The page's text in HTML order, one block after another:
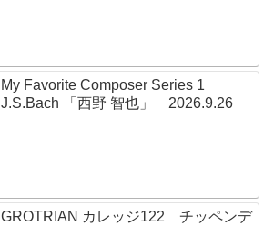
My Favorite Composer Series 1
J.S.Bach 「西野 智也」 2026.9.26
GROTRIAN カレッジ122 チッペンデ